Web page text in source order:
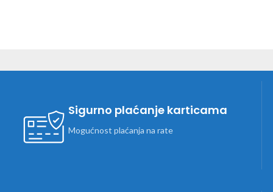
Sigurno plaćanje karticama
Mogućnost plaćanja na rate